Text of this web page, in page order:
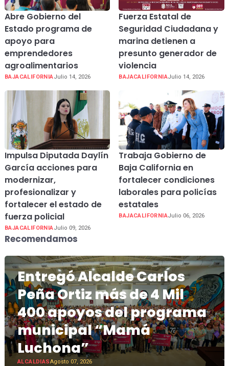
Abre Gobierno del
Estado programa de
apoyo para
emprendedores
agroalimentarios
BAJACALIFORNIAJulio 14, 2026
Fuerza Estatal de
Seguridad Ciudadana y
marina detienen a
presunto generador de
violencia
BAJACALIFORNIAJulio 14, 2026
Impulsa Diputada Daylín
García acciones para
modernizar,
profesionalizar y
fortalecer el estado de
fuerza policial
BAJACALIFORNIAJulio 09, 2026
Trabaja Gobierno de
Baja California en
fortalecer condiciones
laborales para policías
estatales
BAJACALIFORNIAJulio 06, 2026
Recomendamos
Entregó Alcalde Carlos
Peña Ortiz más de 4 Mil
400 apoyos del programa
municipal “Mamá
Luchona”
ALCALDIASAgosto 07, 2026